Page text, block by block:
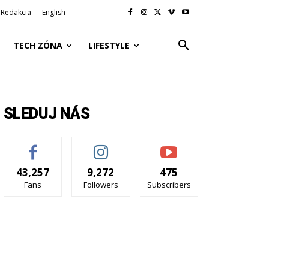
Redakcia English
TECH ZÓNA LIFESTYLE
SLEDUJ NÁS
43,257
Fans
9,272
Followers
475
Subscribers